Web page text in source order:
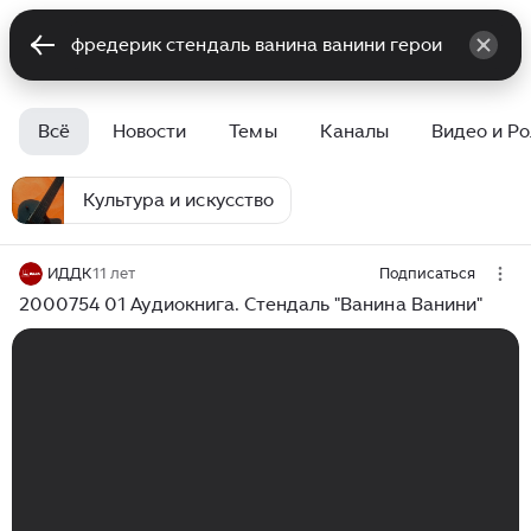
Всё Новости Темы Каналы Видео и
Культура и искусство
ИДДК11 лет Подписаться
2000754 01 Аудиокнига. Стендаль "Ванина Ванини"